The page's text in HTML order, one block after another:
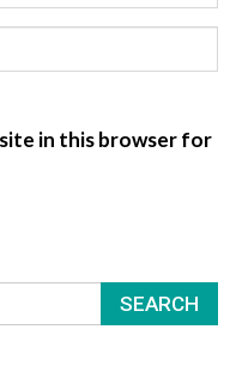
in this browser for